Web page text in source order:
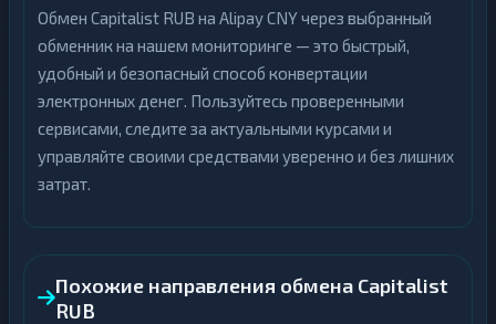
Обмен Capitalist RUB на Alipay CNY через выбранный
обменник на нашем мониторинге — это быстрый,
удобный и безопасный способ конвертации
электронных денег. Пользуйтесь проверенными
сервисами, следите за актуальными курсами и
управляйте своими средствами уверенно и без лишних
затрат.
Похожие направления обмена Capitalist
RUB